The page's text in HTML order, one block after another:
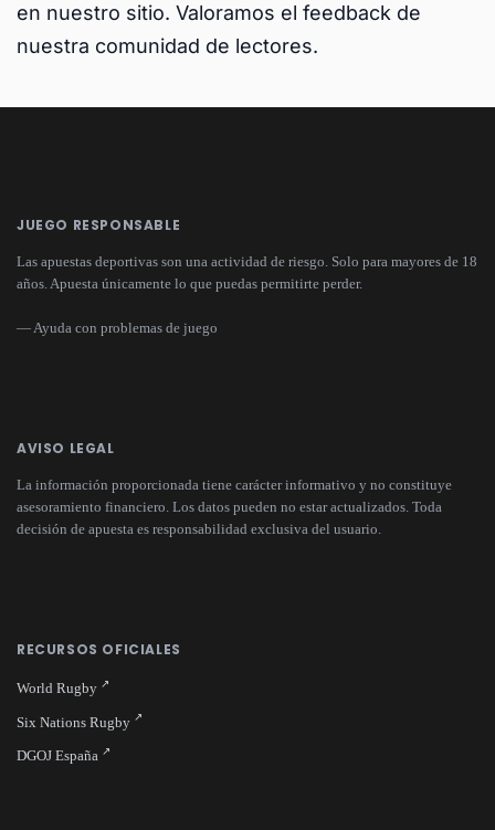
en nuestro sitio. Valoramos el feedback de
nuestra comunidad de lectores.
JUEGO RESPONSABLE
Las apuestas deportivas son una actividad de riesgo. Solo para mayores de 18
años. Apuesta únicamente lo que puedas permitirte perder.
— Ayuda con problemas de juego
AVISO LEGAL
La información proporcionada tiene carácter informativo y no constituye
asesoramiento financiero. Los datos pueden no estar actualizados. Toda
decisión de apuesta es responsabilidad exclusiva del usuario.
RECURSOS OFICIALES
World Rugby
Six Nations Rugby
DGOJ España